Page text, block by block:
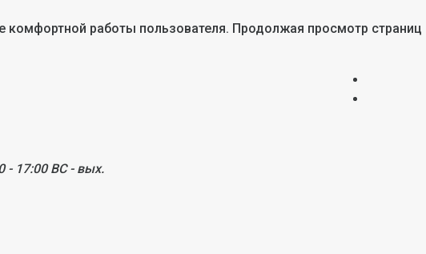
комфортной работы пользователя. Продолжая просмотр
- 17:00 ВС - вых.